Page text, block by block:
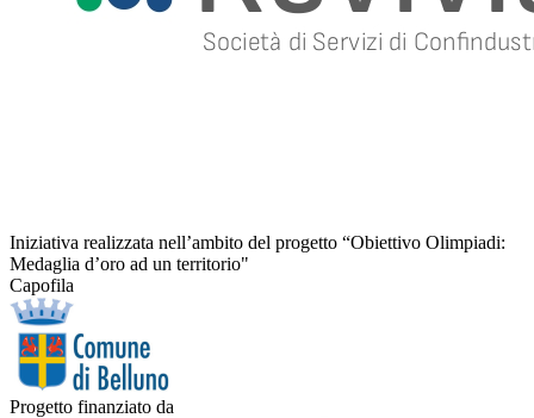
Iniziativa realizzata nell’ambito del progetto “Obiettivo Olimpiadi:
Medaglia d’oro ad un territorio"
Capofila
Progetto finanziato da